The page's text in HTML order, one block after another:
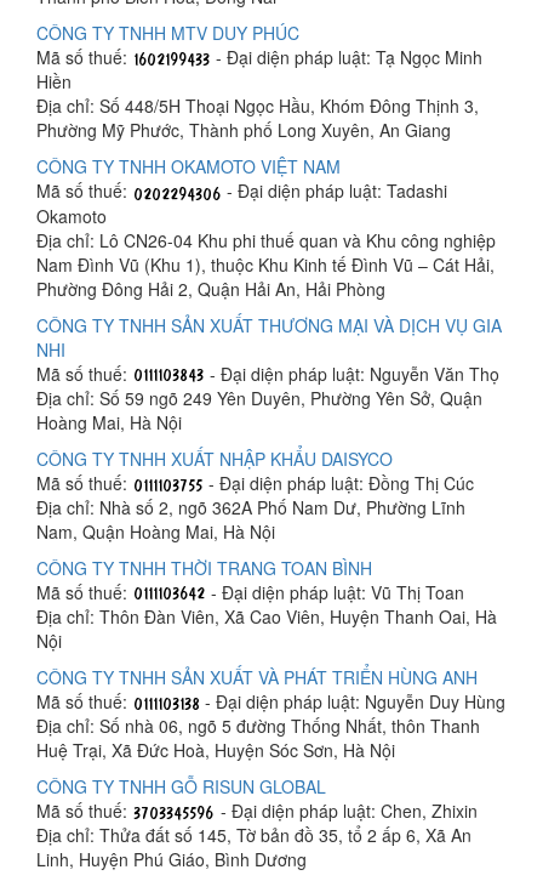
CÔNG TY TNHH MTV DUY PHÚC
Mã số thuế:
- Đại diện pháp luật: Tạ Ngọc Minh
Hiền
Địa chỉ: Số 448/5H Thoại Ngọc Hầu, Khóm Đông Thịnh 3,
Phường Mỹ Phước, Thành phố Long Xuyên, An Giang
CÔNG TY TNHH OKAMOTO VIỆT NAM
Mã số thuế:
- Đại diện pháp luật: Tadashi
Okamoto
Địa chỉ: Lô CN26-04 Khu phi thuế quan và Khu công nghiệp
Nam Đình Vũ (Khu 1), thuộc Khu Kinh tế Đình Vũ – Cát Hải,
Phường Đông Hải 2, Quận Hải An, Hải Phòng
CÔNG TY TNHH SẢN XUẤT THƯƠNG MẠI VÀ DỊCH VỤ GIA
NHI
Mã số thuế:
- Đại diện pháp luật: Nguyễn Văn Thọ
Địa chỉ: Số 59 ngõ 249 Yên Duyên, Phường Yên Sở, Quận
Hoàng Mai, Hà Nội
CÔNG TY TNHH XUẤT NHẬP KHẨU DAISYCO
Mã số thuế:
- Đại diện pháp luật: Đồng Thị Cúc
Địa chỉ: Nhà số 2, ngõ 362A Phố Nam Dư, Phường Lĩnh
Nam, Quận Hoàng Mai, Hà Nội
CÔNG TY TNHH THỜI TRANG TOAN BÌNH
Mã số thuế:
- Đại diện pháp luật: Vũ Thị Toan
Địa chỉ: Thôn Đàn Viên, Xã Cao Viên, Huyện Thanh Oai, Hà
Nội
CÔNG TY TNHH SẢN XUẤT VÀ PHÁT TRIỂN HÙNG ANH
Mã số thuế:
- Đại diện pháp luật: Nguyễn Duy Hùng
Địa chỉ: Số nhà 06, ngõ 5 đường Thống Nhất, thôn Thanh
Huệ Trại, Xã Đức Hoà, Huyện Sóc Sơn, Hà Nội
CÔNG TY TNHH GỖ RISUN GLOBAL
Mã số thuế:
- Đại diện pháp luật: Chen, Zhixin
Địa chỉ: Thửa đất số 145, Tờ bản đồ 35, tổ 2 ấp 6, Xã An
Linh, Huyện Phú Giáo, Bình Dương